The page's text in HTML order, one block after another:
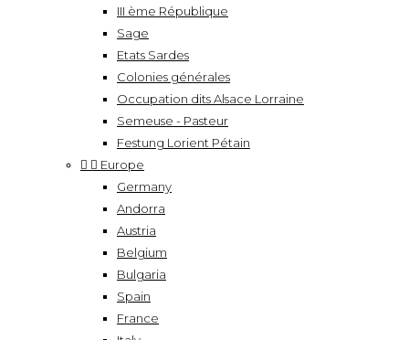
III ème République
Sage
Etats Sardes
Colonies générales
Occupation dits Alsace Lorraine
Semeuse - Pasteur
Festung Lorient Pétain
  Europe
Germany
Andorra
Austria
Belgium
Bulgaria
Spain
France